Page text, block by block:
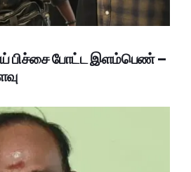
பிச்சை போட்ட இளம்பெண் –